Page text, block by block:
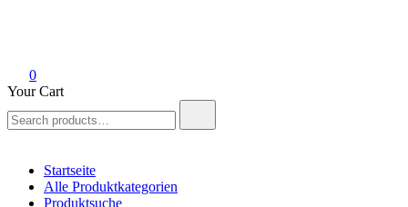
0
Your Cart
for:
Startseite
Alle Produktkategorien
Produktsuche